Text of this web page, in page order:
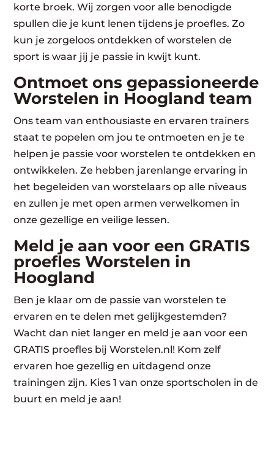
korte broek. Wij zorgen voor alle benodigde
spullen die je kunt lenen tijdens je proefles. Zo
kun je zorgeloos ontdekken of worstelen de
sport is waar jij je passie in kwijt kunt.
Ontmoet ons gepassioneerde
Worstelen in Hoogland team
Ons team van enthousiaste en ervaren trainers
staat te popelen om jou te ontmoeten en je te
helpen je passie voor worstelen te ontdekken en
ontwikkelen. Ze hebben jarenlange ervaring in
het begeleiden van worstelaars op alle niveaus
en zullen je met open armen verwelkomen in
onze gezellige en veilige lessen.
Meld je aan voor een GRATIS
proefles Worstelen in
Hoogland
Ben je klaar om de passie van worstelen te
ervaren en te delen met gelijkgestemden?
Wacht dan niet langer en meld je aan voor een
GRATIS proefles bij Worstelen.nl! Kom zelf
ervaren hoe gezellig en uitdagend onze
trainingen zijn. Kies 1 van onze sportscholen in de
buurt en meld je aan!